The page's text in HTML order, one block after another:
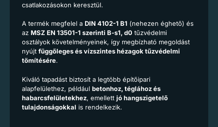
csatlakozásokon keresztül.
A termék megfelel a DIN 4102-1 B1 (nehezen éghető) és
az MSZ EN 13501-1 szerinti B-s1, d0 tűzvédelmi
osztályok követelményeinek, így megbízható megoldást
nyújt függőleges és vízszintes hézagok tűzvédelmi
tömítésére.
Kiváló tapadást biztosít a legtöbb építőipari
alapfelülethez, például betonhoz, téglához és
habarcsfelületekhez, emellett jó hangszigetelő
tulajdonságokkal is rendelkezik.